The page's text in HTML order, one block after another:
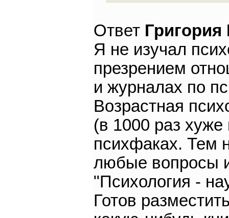
Ответ
Я не изучал
презрением
и журналах по
Возрастная
(в 1000 раз
психфаках. Тем
любые вопросы
"Психология -
Готов